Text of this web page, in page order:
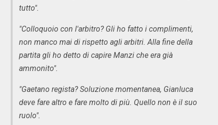
tutto".
"Colloquoio con l'arbitro? Gli ho fatto i complimenti,
non manco mai di rispetto agli arbitri. Alla fine della
partita gli ho detto di capire Manzi che era già
ammonito".
"Gaetano regista? Soluzione momentanea, Gianluca
deve fare altro e fare molto di più. Quello non è il suo
ruolo".